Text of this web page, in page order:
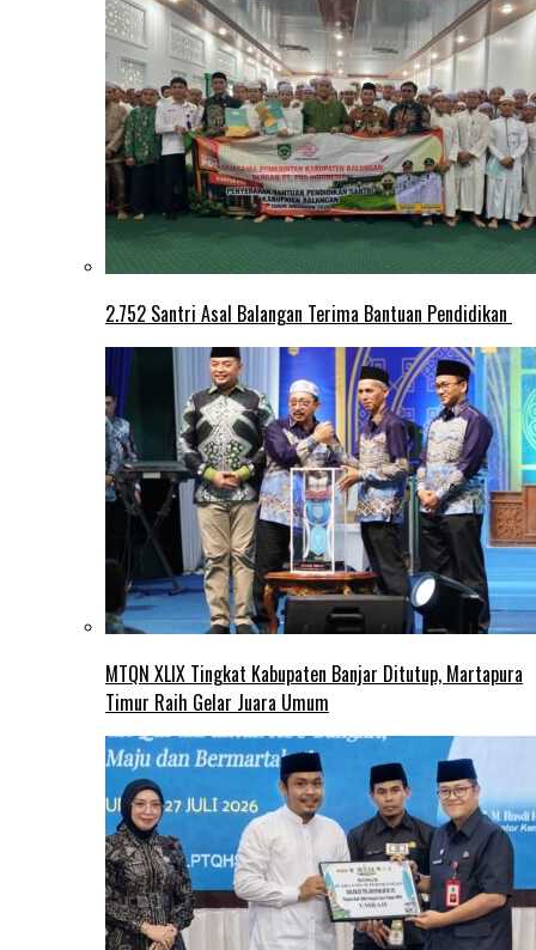
2.752 Santri Asal Balangan Terima Bantuan Pendidikan
MTQN XLIX Tingkat Kabupaten Banjar Ditutup, Martapura
Timur Raih Gelar Juara Umum